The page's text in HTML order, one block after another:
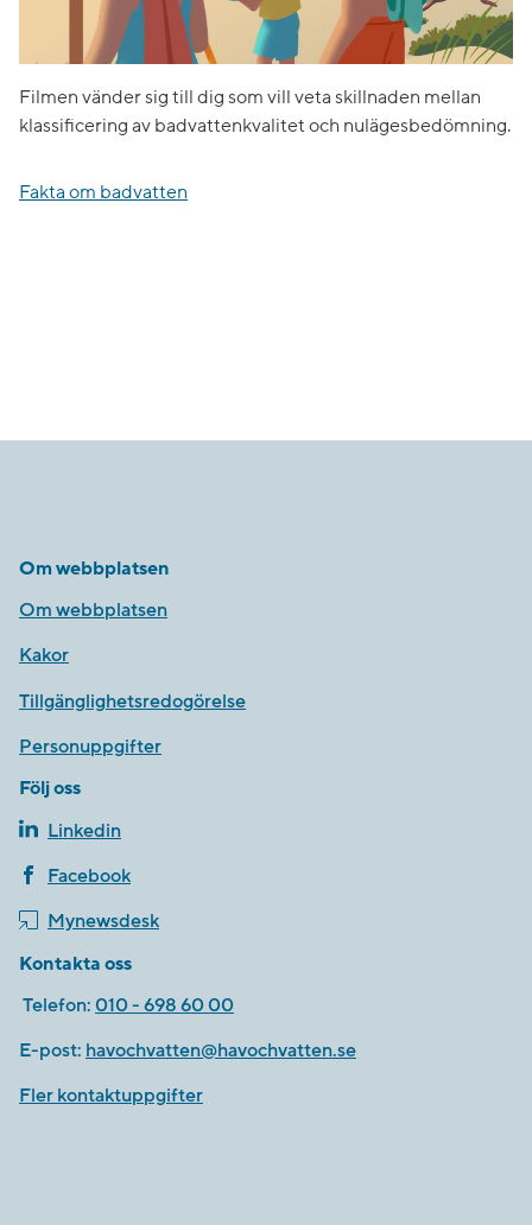
Filmen vänder sig till dig som vill veta skillnaden mellan
klassificering av badvattenkvalitet och nulägesbedömning.
Fakta om badvatten
Om webbplatsen
Om webbplatsen
Kakor
Tillgänglighetsredogörelse
Personuppgifter
Följ oss
Linkedin
Facebook
Mynewsdesk
Kontakta oss
Telefon: 010 - 698 60 00
E-post: havochvatten@havochvatten.se
Fler kontaktuppgifter